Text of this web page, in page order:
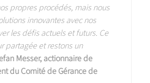
propres procédés, mais nous
innovantes avec nos
les défis actuels et futurs. Ce
partagée et restons un
Messer, actionnaire de
du Comité de Gérance de